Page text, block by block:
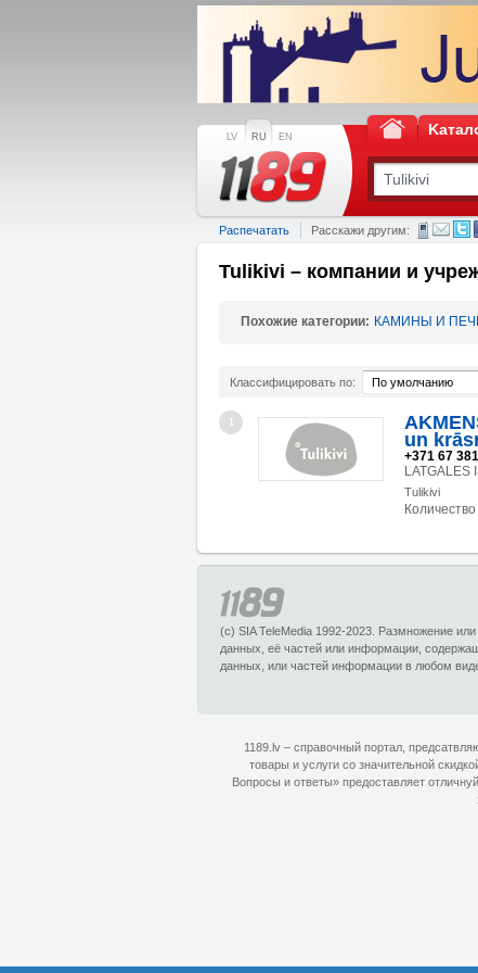
LV RU EN
Распечатать Расскажи другим:
Tulikivi – компании и
Похожие категории: КАМИНЫ И
Классифицировать по: По умолчанию
1
un
+371 67
LATGALES
Tulikivi
(c) SIA TeleMedia 1992-2023. Размножение
данных, её частей или информации,
данных, или частей информации в любом
1189.lv – справочный портал,
товары и услуги со значительной
Вопросы и ответы» предоставляет